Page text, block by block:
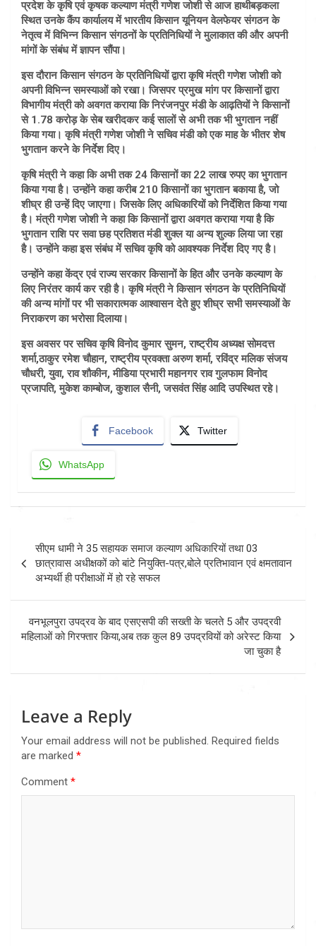
प्रदेश के कृषि एवं कृषक कल्याण मंत्री गणेश जोशी से आज हाथीबड़कला
स्थित उनके कैंप कार्यालय में भारतीय किसान यूनियन वेलफेयर संगठन के
नेतृत्व में विभिन्न किसान संगठनों के प्रतिनिधियों ने मुलाकात की और अपनी
मांगों के संबंध में ज्ञापन सौंपा।
इस दौरान किसान संगठन के प्रतिनिधियों द्वारा कृषि मंत्री गणेश जोशी को
अपनी विभिन्न समस्याओं को रखा। जिसपर प्रमुख मांग पर किसानों द्वारा
विभागीय मंत्री को अवगत कराया कि निरंजनपुर मंडी के आढ़तियों ने किसानों
से 1.78 करोड़ के सेब खरीदकर कई सालों से अभी तक भी भुगतान नहीं
किया गया। कृषि मंत्री गणेश जोशी ने सचिव मंडी को एक माह के भीतर शेष
भुगतान करने के निर्देश दिए।
कृषि मंत्री ने कहा कि अभी तक 24 किसानों का 22 लाख रुपए का भुगतान
किया गया है। उन्होंने कहा करीब 210 किसानों का भुगतान बकाया है, जो
शीघ्र ही उन्हें दिए जाएगा। जिसके लिए अधिकारियों को निर्देशित किया गया
है। मंत्री गणेश जोशी ने कहा कि किसानों द्वारा अवगत कराया गया है कि
भुगतान राशि पर सवा छह प्रतिशत मंडी शुक्ल या अन्य शुल्क लिया जा रहा
है। उन्होंने कहा इस संबंध में सचिव कृषि को आवश्यक निर्देश दिए गए है।
उन्होंने कहा केंद्र एवं राज्य सरकार किसानों के हित और उनके कल्याण के
लिए निरंतर कार्य कर रही है। कृषि मंत्री ने किसान संगठन के प्रतिनिधियों
की अन्य मांगों पर भी सकारात्मक आश्वासन देते हुए शीघ्र सभी समस्याओं के
निराकरण का भरोसा दिलाया।
इस अवसर पर सचिव कृषि विनोद कुमार सुमन, राष्ट्रीय अध्यक्ष सोमदत्त
शर्मा,ठाकुर रमेश चौहान, राष्ट्रीय प्रवक्ता अरुण शर्मा, रविंद्र मलिक संजय
चौधरी, युवा, राव शौकीन, मीडिया प्रभारी महानगर राव गुलफाम विनोद
प्रजापति, मुकेश काम्बोज, कुशाल सैनी, जसवंत सिंह आदि उपस्थित रहे।
Facebook Twitter
WhatsApp
Post
navigation
सीएम धामी ने 35 सहायक समाज कल्याण अधिकारियों तथा 03
छात्रावास अधीक्षकों को बांटे नियुक्ति-पत्र,बोले प्रतिभावान एवं क्षमतावान
अभ्यर्थी ही परीक्षाओं में हो रहे सफल
वनभूलपुरा उपद्रव के बाद एसएसपी की सख्ती के चलते 5 और उपद्रवी
महिलाओं को गिरफ्तार किया,अब तक कुल 89 उपद्रवियों को अरेस्ट किया
जा चुका है
Leave a Reply
Your email address will not be published. Required fields
are marked *
Comment *